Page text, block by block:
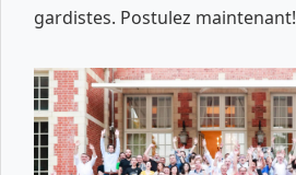
gardistes. Postulez maintenant!